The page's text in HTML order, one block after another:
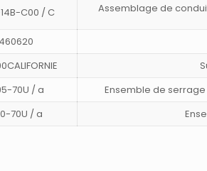
C00 / C Assemblage de
70U / a Ensemble de
70U / a